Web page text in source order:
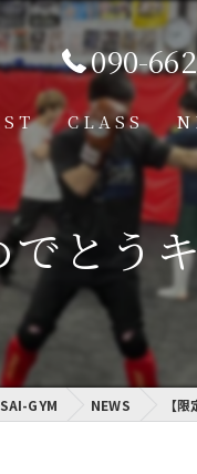
090-
CLASS
タイムテーブル
スケジュール
格闘技クラス
学習クラス
通信制高校学習
でとう
GYM NEWS 【